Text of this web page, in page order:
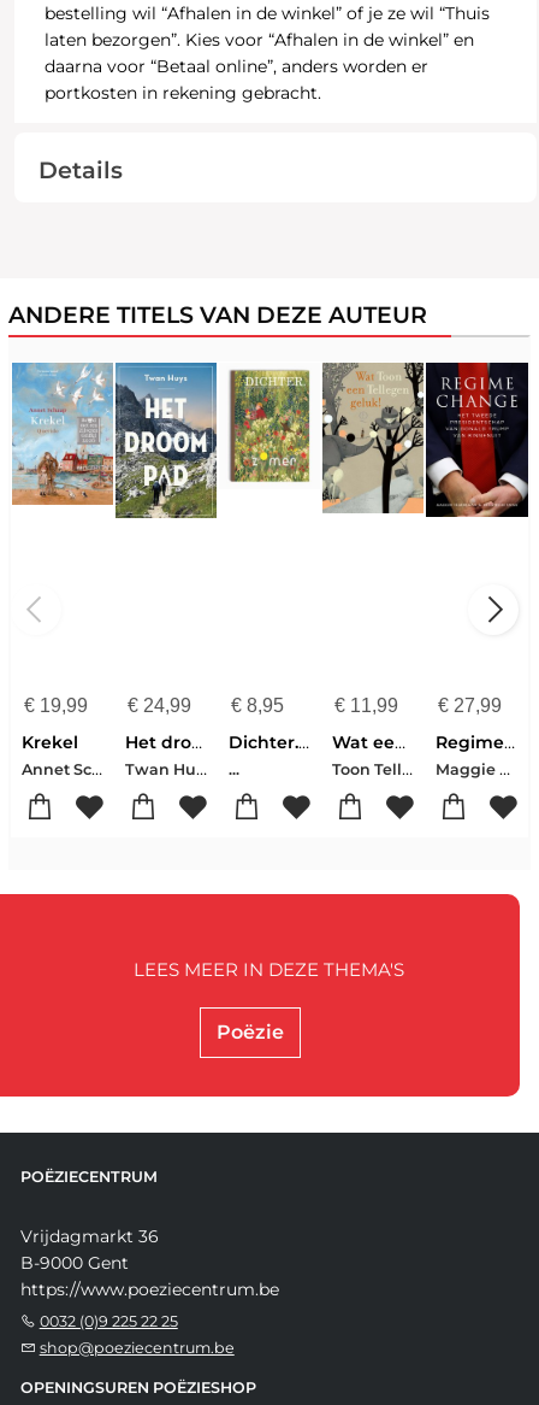
bestelling wil “Afhalen in de winkel” of je ze wil “Thuis
laten bezorgen”. Kies voor “Afhalen in de winkel” en
daarna voor “Betaal online”, anders worden er
portkosten in rekening gebracht.
Details
ANDERE TITELS VAN DEZE AUTEUR
€19,99
Krekel
Annet Schaap
€24,99
Het droompad
Twan Huys
€ 8,95
Dichter. NR 40 Zomer
...
€ 11,99
Wat een geluk!
Toon Tellegen
€ 27,99
Regime change
Maggie Haberman-Jonathan Swan
Poëzie
LEES MEER IN DEZE THEMA'S
POËZIECENTRUM
Vrijdagmarkt 36
B-9000 Gent
https://www.poeziecentrum.be
0032 (0)9 225 22 25
shop@poeziecentrum.be
OPENINGSUREN POËZIESHOP